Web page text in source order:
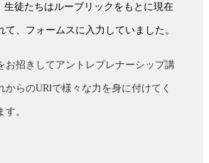
生徒たちはルーブリックをもとに現在
、フォームスに入力していました。
お招きしてアントレプレナーシップ講
らのURⅠで様々な力を身に付けてく
。